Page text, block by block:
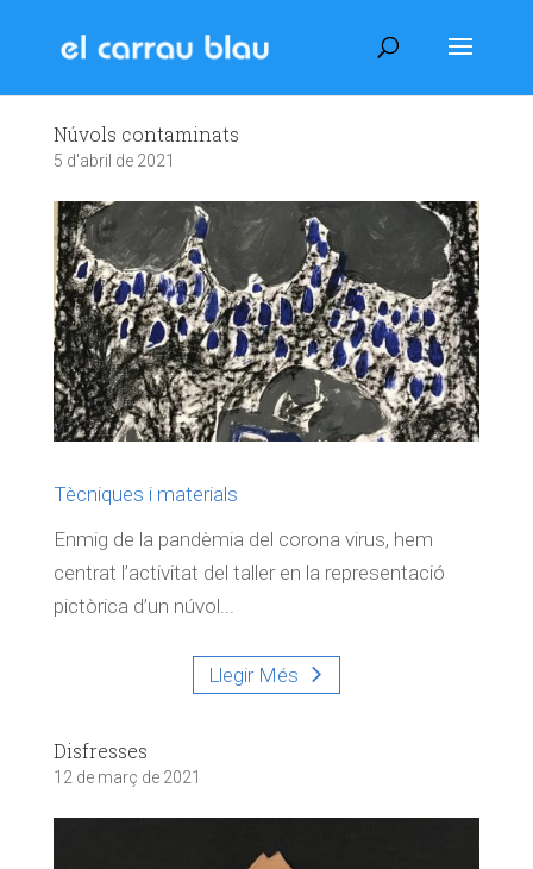
Núvols contaminats
5 d'abril de 2021
Tècniques i materials
Enmig de la pandèmia del corona virus, hem
centrat l’activitat del taller en la representació
pictòrica d’un núvol...
Llegir Més
Disfresses
12 de març de 2021